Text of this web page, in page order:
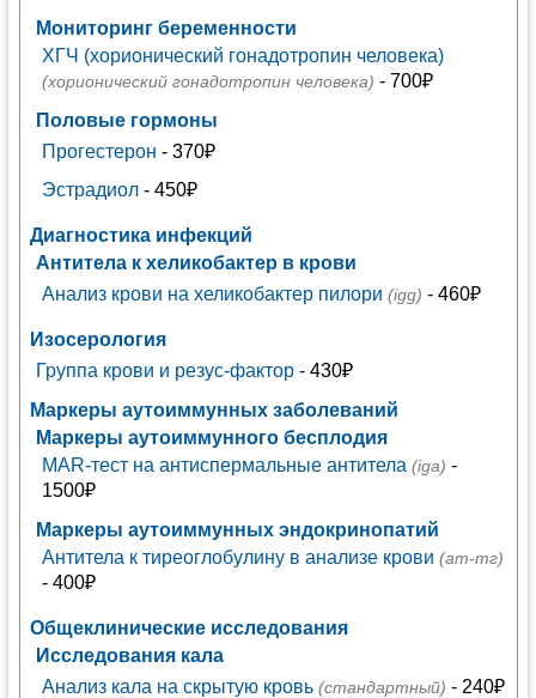
Мониторинг беременности
ХГЧ (хорионический гонадотропин человека)
(хорионический гонадотропин человека) - 700₽
Половые гормоны
Прогестерон - 370₽
Эстрадиол- 450₽
Диагностика инфекций
Антитела к хеликобактер в крови
Анализ крови на хеликобактер пилори (igg) - 460₽
Изосерология
Группа крови и резус-фактор - 430₽
Маркеры аутоиммунных заболеваний
Маркеры аутоиммунного бесплодия
MAR-тест на антиспермальные антитела (iga) -
1500₽
Маркеры аутоиммунных эндокринопатий
Антитела к тиреоглобулину в анализе крови (ат-тг)
- 400₽
Общеклинические исследования
Исследования кала
Анализ кала на скрытую кровь (стандартный) - 240₽